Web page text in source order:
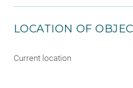
LOCATION OF
Current location